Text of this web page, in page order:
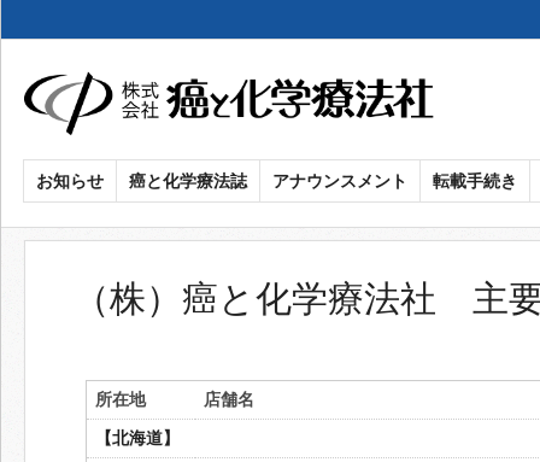
テ
に
癌
と
お知らせ 癌と化学療法誌 アナウンスメント 転載手続き
（株）癌と化学療法社 主
所在地
店舗名
【北海道】